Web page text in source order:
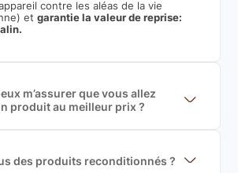
contre les aléas de la vie
etgarantie la valeur de reprise:
m’assurer que vous allez
produit au meilleur prix ?
prix de rachat. De plus, nous
à la commission sur la valeur de
des produits reconditionnés ?